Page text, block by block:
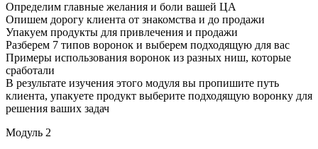
Определим главные желания и боли вашей ЦА
Опишем дорогу клиента от знакомства и до продажи
Упакуем продукты для привлечения и продажи
Разберем 7 типов воронок и выберем подходящую для вас
Примеры использования воронок из разных ниш, которые
сработали
В результате изучения этого модуля вы пропишите путь
клиента, упакуете продукт выберите подходящую воронку для
решения ваших задач
Модуль 2